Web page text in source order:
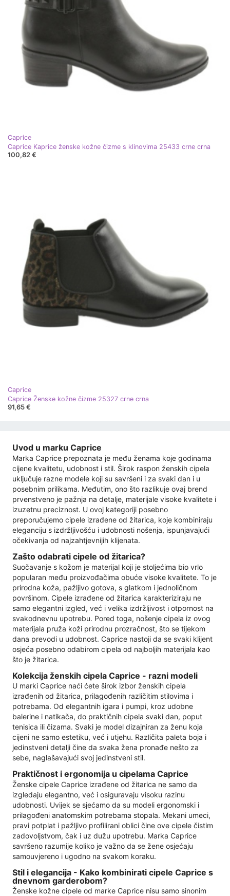
Caprice
Caprice Kaprice ženske kožne čizme s klinovima 25433 crne crna
100,82 €
Caprice
Caprice Ženske kožne čizme 25327 crne crna
91,65 €
Uvod u marku Caprice
Marka Caprice prepoznata je među ženama koje godinama
cijene kvalitetu, udobnost i stil. Širok raspon ženskih cipela
uključuje razne modele koji su savršeni i za svaki dan i u
posebnim prilikama. Međutim, ono što razlikuje ovaj brend
prvenstveno je pažnja na detalje, materijale visoke kvalitete i
izuzetnu preciznost. U ovoj kategoriji posebno
preporučujemo cipele izrađene od žitarica, koje kombiniraju
eleganciju s izdržljivošću i udobnosti nošenja, ispunjavajući
očekivanja od najzahtjevnijih klijenata.
Zašto odabrati cipele od žitarica?
Suočavanje s kožom je materijal koji je stoljećima bio vrlo
popularan među proizvođačima obuće visoke kvalitete. To je
prirodna koža, pažljivo gotova, s glatkom i jednoličnom
površinom. Cipele izrađene od žitarica karakteriziraju ne
samo elegantni izgled, već i velika izdržljivost i otpornost na
svakodnevnu upotrebu. Pored toga, nošenje cipela iz ovog
materijala pruža koži prirodnu prozračnost, što se tijekom
dana prevodi u udobnost. Caprice nastoji da se svaki klijent
osjeća posebno odabirom cipela od najboljih materijala kao
što je žitarica.
Kolekcija ženskih cipela Caprice - razni modeli
U marki Caprice naći ćete širok izbor ženskih cipela
izrađenih od žitarica, prilagođenih različitim stilovima i
potrebama. Od elegantnih igara i pumpi, kroz udobne
balerine i natikača, do praktičnih cipela svaki dan, poput
tenisica ili čizama. Svaki je model dizajniran za ženu koja
cijeni ne samo estetiku, već i utjehu. Različita paleta boja i
jedinstveni detalji čine da svaka žena pronađe nešto za
sebe, naglašavajući svoj jedinstveni stil.
Praktičnost i ergonomija u cipelama Caprice
Ženske cipele Caprice izrađene od žitarica ne samo da
izgledaju elegantno, već i osiguravaju visoku razinu
udobnosti. Uvijek se sjećamo da su modeli ergonomski i
prilagođeni anatomskim potrebama stopala. Mekani umeci,
pravi potplat i pažljivo profilirani oblici čine ove cipele čistim
zadovoljstvom, čak i uz dužu upotrebu. Marka Caprice
savršeno razumije koliko je važno da se žene osjećaju
samouvjereno i ugodno na svakom koraku.
Stil i elegancija - Kako kombinirati cipele Caprice s
dnevnom garderobom?
Ženske kožne cipele od marke Caprice nisu samo sinonim